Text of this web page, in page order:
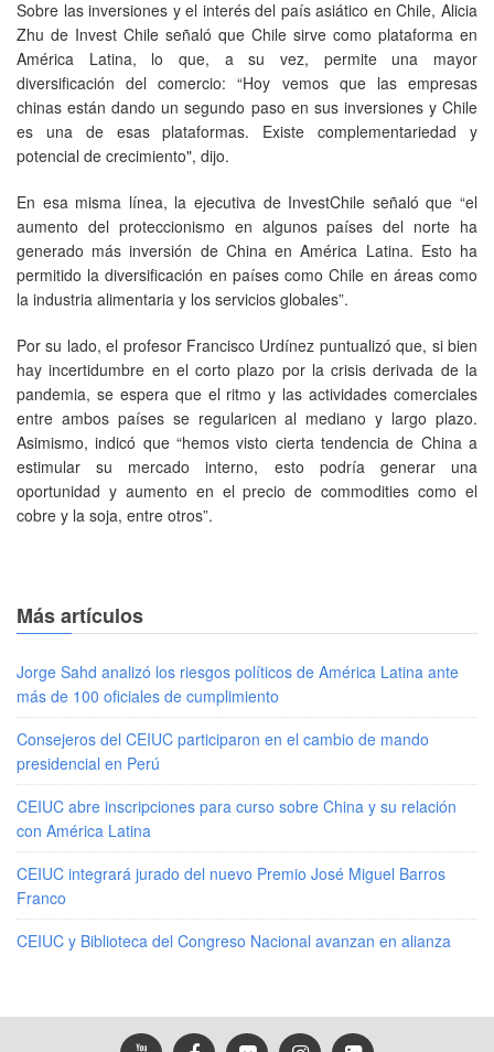
Sobre las inversiones y el interés del país asiático en Chile, Alicia
Zhu de Invest Chile señaló que Chile sirve como plataforma en
América Latina, lo que, a su vez, permite una mayor
diversificación del comercio: “Hoy vemos que las empresas
chinas están dando un segundo paso en sus inversiones y Chile
es una de esas plataformas. Existe complementariedad y
potencial de crecimiento", dijo.
En esa misma línea, la ejecutiva de InvestChile señaló que “el
aumento del proteccionismo en algunos países del norte ha
generado más inversión de China en América Latina. Esto ha
permitido la diversificación en países como Chile en áreas como
la industria alimentaria y los servicios globales”.
Por su lado, el profesor Francisco Urdínez puntualizó que, si bien
hay incertidumbre en el corto plazo por la crisis derivada de la
pandemia, se espera que el ritmo y las actividades comerciales
entre ambos países se regularicen al mediano y largo plazo.
Asimismo, indicó que “hemos visto cierta tendencia de China a
estimular su mercado interno, esto podría generar una
oportunidad y aumento en el precio de commodities como el
cobre y la soja, entre otros”.
Más artículos
Jorge Sahd analizó los riesgos políticos de América Latina ante
más de 100 oficiales de cumplimiento
Consejeros del CEIUC participaron en el cambio de mando
presidencial en Perú
CEIUC abre inscripciones para curso sobre China y su relación
con América Latina
CEIUC integrará jurado del nuevo Premio José Miguel Barros
Franco
CEIUC y Biblioteca del Congreso Nacional avanzan en alianza